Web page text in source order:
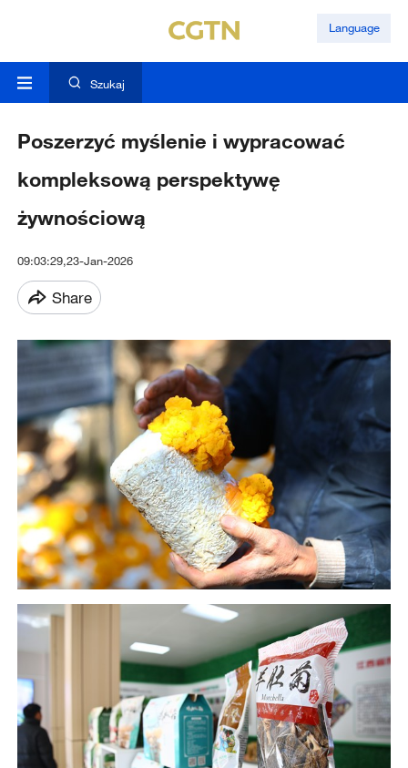
Language
Szukaj
Poszerzyć myślenie i wypracować
kompleksową perspektywę
żywnościową
09:03:29,23-Jan-2026
Share